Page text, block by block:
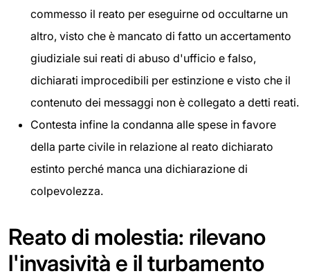
commesso il reato per eseguirne od occultarne un
altro, visto che è mancato di fatto un accertamento
giudiziale sui reati di abuso d'ufficio e falso,
dichiarati improcedibili per estinzione e visto che il
contenuto dei messaggi non è collegato a detti reati.
Contesta infine la condanna alle spese in favore
della parte civile in relazione al reato dichiarato
estinto perché manca una dichiarazione di
colpevolezza.
Reato di molestia: rilevano
l'invasività e il turbamento